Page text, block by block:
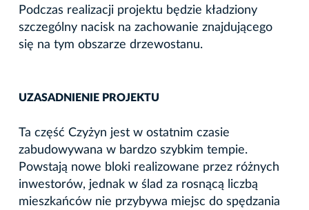
Podczas realizacji projektu będzie kładziony
szczególny nacisk na zachowanie znajdującego
się na tym obszarze drzewostanu.
UZASADNIENIE PROJEKTU
Ta część Czyżyn jest w ostatnim czasie
zabudowywana w bardzo szybkim tempie.
Powstają nowe bloki realizowane przez różnych
inwestorów, jednak w ślad za rosnącą liczbą
mieszkańców nie przybywa miejsc do spędzania